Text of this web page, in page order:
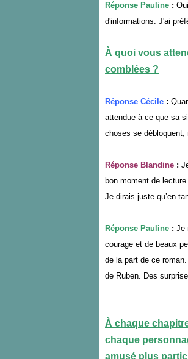
Réponse Pauline :
d'informations. J'ai
À quoi vous
comblées ?
Réponse Cécile :
attendue à ce que sa
choses se débloquent,
Réponse Blandine :
bon moment de
Je dirais juste qu’en
Réponse Pauline : Je
courage et de beaux
de la part de ce
de Ruben. Des
À chaque
chaque
amusé plus